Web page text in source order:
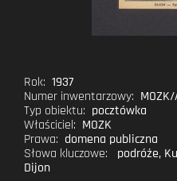
Rok: 1937
Numer inwentarzowy:
Typ obiektu: pocztówka
Właściciel: MOZK
Prawa: domena publiczna
Słowa kluczowe:
podróże,
Dijon